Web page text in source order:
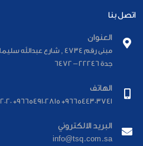
اتصل بنا
العنوان
جدة 22246 – 6472
الهاتف
966544303741+ 966549102815+ 966126012020+
البريد الالكتروني
info@tsq.com.sa